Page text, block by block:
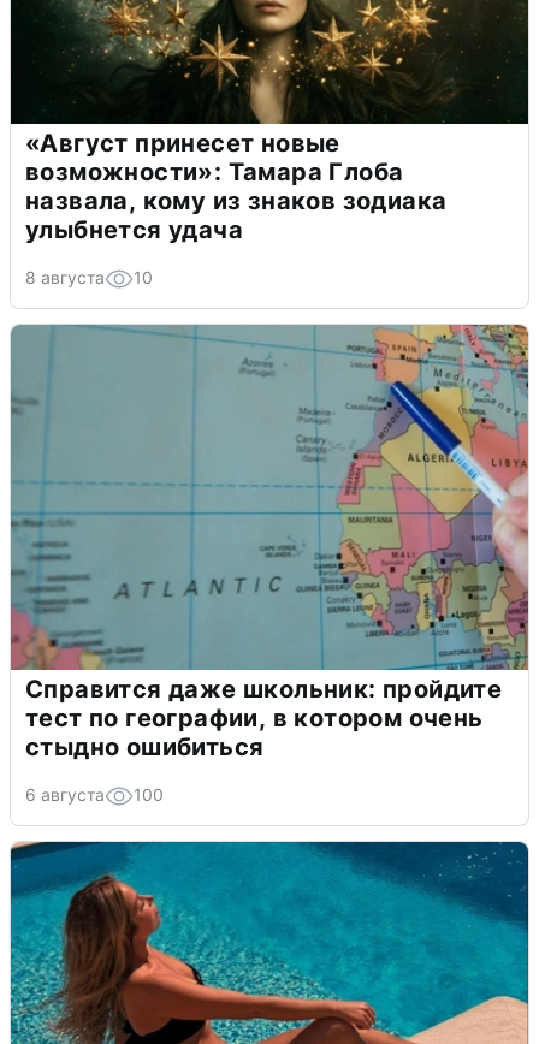
«Август принесет новые
возможности»: Тамара Глоба
назвала, кому из знаков зодиака
улыбнется удача
8 августа 10
Справится даже школьник: пройдите
тест по географии, в котором очень
стыдно ошибиться
6 августа 100